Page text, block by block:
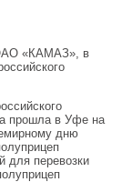
«КАМАЗ», в
прошла в Уфе на
дню
для перевозки